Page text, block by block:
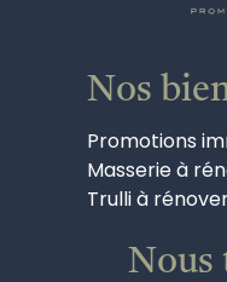
Nos
Promotions
Masserie à
Trulli à
Nous